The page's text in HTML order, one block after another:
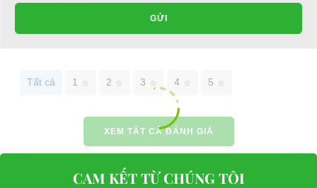
GỬI
Tất cả 1 2 3 4 5
XEM TẤT CẢ ĐÁNH GIÁ
CAM KẾT TỪ CHÚNG TÔI